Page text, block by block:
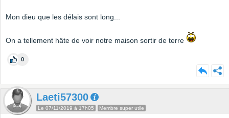
Mon dieu que les délais sont long...
On a tellement hâte de voir notre maison sortir de terre
0
Laeti57300
Le 07/11/2019 à 17h05 Membre super utile